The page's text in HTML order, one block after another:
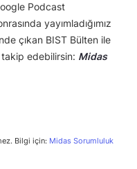
Podcast
yayımladığımız
çıkan BIST Bülten ile
edebilirsin: Midas
Bilgi için: Midas Sorumluluk